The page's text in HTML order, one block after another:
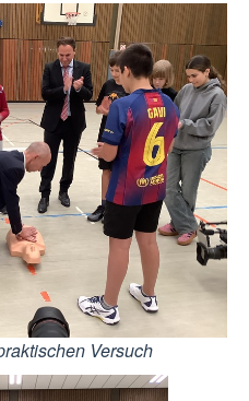
Versuch